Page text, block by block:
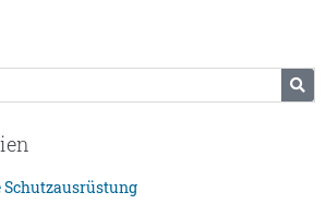
Schutzausrüstung